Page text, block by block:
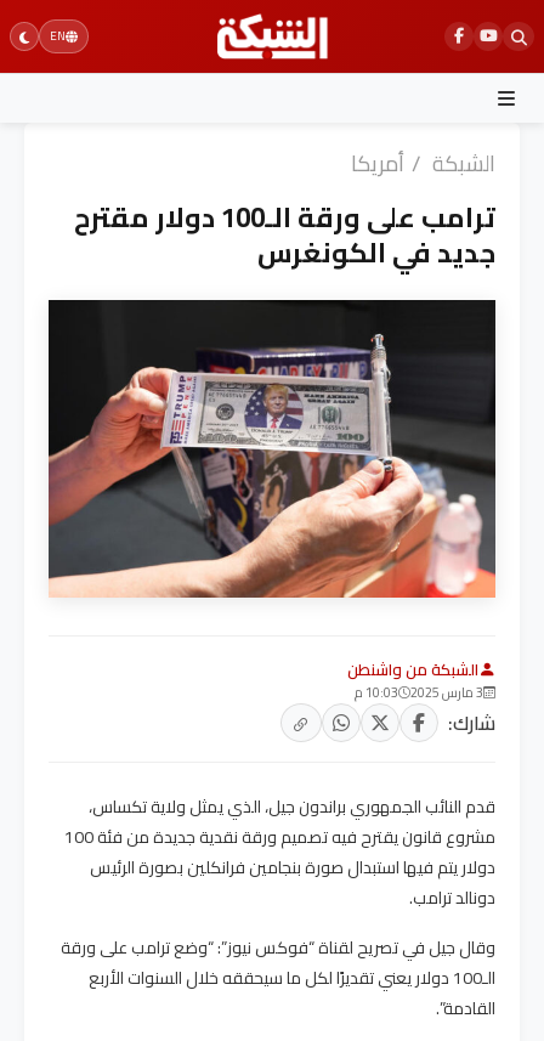
Skip
to
content
EN
الشبكة / أمريكا
ترامب على ورقة الـ100 دولار مقترح
جديد في الكونغرس
الشبكة من واشنطن
3 مارس 2025 10:03 م
شارك:
قدم النائب الجمهوري براندون جيل، الذي يمثل ولاية تكساس،
مشروع قانون يقترح فيه تصميم ورقة نقدية جديدة من فئة 100
دولار يتم فيها استبدال صورة بنجامين فرانكلين بصورة الرئيس
دونالد ترامب.
وقال جيل في تصريح لقناة “فوكس نيوز”: “وضع ترامب على ورقة
الـ100 دولار يعني تقديرًا لكل ما سيحققه خلال السنوات الأربع
القادمة”.